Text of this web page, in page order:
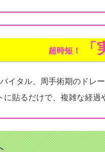
超時短！
イタル、周手術期のドレ
に貼るだけで、複雑な経過